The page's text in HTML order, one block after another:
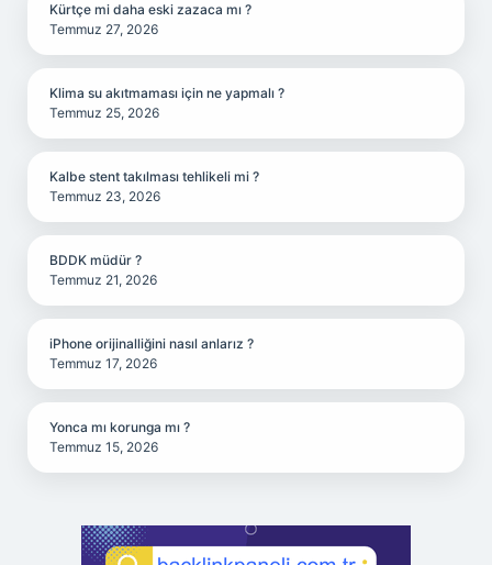
Kürtçe mi daha eski zazaca mı ?
Temmuz 27, 2026
Klima su akıtmaması için ne yapmalı ?
Temmuz 25, 2026
Kalbe stent takılması tehlikeli mi ?
Temmuz 23, 2026
BDDK müdür ?
Temmuz 21, 2026
iPhone orijinalliğini nasıl anlarız ?
Temmuz 17, 2026
Yonca mı korunga mı ?
Temmuz 15, 2026